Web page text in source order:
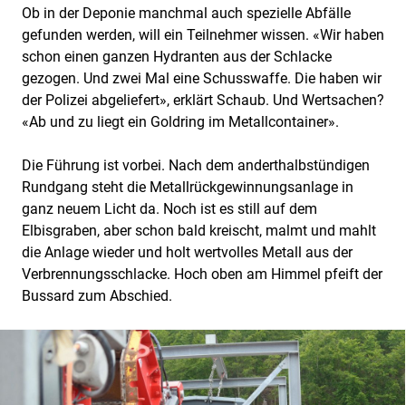
Ob in der Deponie manchmal auch spezielle Abfälle
gefunden werden, will ein Teilnehmer wissen. «Wir haben
schon einen ganzen Hydranten aus der Schlacke
gezogen. Und zwei Mal eine Schusswaffe. Die haben wir
der Polizei abgeliefert», erklärt Schaub. Und Wertsachen?
«Ab und zu liegt ein Goldring im Metallcontainer».
Die Führung ist vorbei. Nach dem anderthalbstündigen
Rundgang steht die Metallrückgewinnungsanlage in
ganz neuem Licht da. Noch ist es still auf dem
Elbisgraben, aber schon bald kreischt, malmt und mahlt
die Anlage wieder und holt wertvolles Metall aus der
Verbrennungsschlacke. Hoch oben am Himmel pfeift der
Bussard zum Abschied.